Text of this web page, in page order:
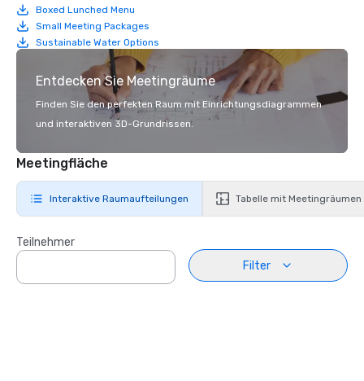
Boxed Lunched Menu
Small Meeting Packages
Sustainable Water Options
Entdecken Sie Meetingräume
Finden Sie den perfekten Raum mit Einrichtungsdiagrammen
und interaktiven 3D-Grundrissen.
Meetingfläche
Interaktive Raumaufteilungen Tabelle mit Meetingräumen
Teilnehmer
Filter